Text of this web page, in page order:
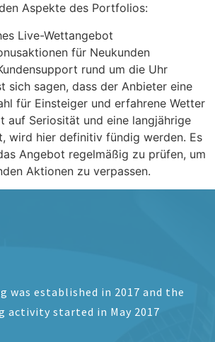
Aspekte des Portfolios:
Live-Wettangebot
für Neukunden
rund um die Uhr
sich sagen, dass der Anbieter eine
für Einsteiger und erfahrene Wetter
auf Seriosität und eine langjährige
wird hier definitiv fündig werden. Es
Angebot regelmäßig zu prüfen, um
Aktionen zu verpassen.
was established in 2017 and the
activity started in May 2017